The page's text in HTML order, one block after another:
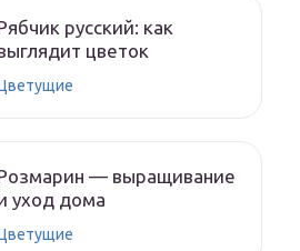
русский: как
цветок
— выращивание
уход дома